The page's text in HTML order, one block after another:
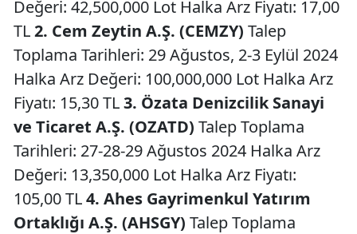
Değeri: 42,500,000 Lot Halka Arz Fiyatı: 17,00
TL2. Cem Zeytin A.Ş. (CEMZY) Talep
Toplama Tarihleri: 29 Ağustos, 2-3 Eylül 2024
Halka Arz Değeri: 100,000,000 Lot Halka Arz
Fiyatı: 15,30 TL3. Özata Denizcilik Sanayi
ve Ticaret A.Ş. (OZATD) Talep Toplama
Tarihleri: 27-28-29 Ağustos 2024 Halka Arz
Değeri: 13,350,000 Lot Halka Arz Fiyatı:
105,00 TL4. Ahes Gayrimenkul Yatırım
Ortaklığı A.Ş. (AHSGY) Talep Toplama